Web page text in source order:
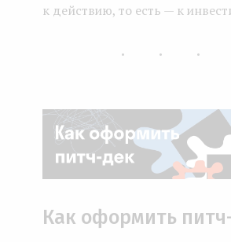
к действию, то есть — к
...
Как оформить